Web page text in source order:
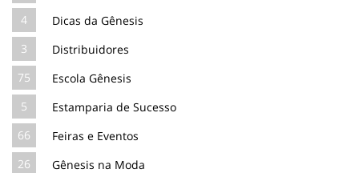
4
Dicas da Gênesis
3
Distribuidores
75
Escola Gênesis
5
Estamparia de Sucesso
66
Feiras e Eventos
26
Gênesis na Moda